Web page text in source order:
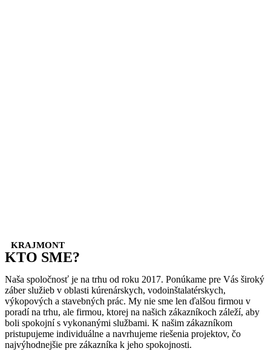
KRAJMONT
KTO SME?
Naša spoločnosť je na trhu od roku 2017. Ponúkame pre Vás široký
záber služieb v oblasti kúrenárskych, vodoinštalatérskych,
výkopových a stavebných prác. My nie sme len ďalšou firmou v
poradí na trhu, ale firmou, ktorej na našich zákazníkoch záleží, aby
boli spokojní s vykonanými službami. K našim zákazníkom
pristupujeme individuálne a navrhujeme riešenia projektov, čo
najvýhodnejšie pre zákazníka k jeho spokojnosti.